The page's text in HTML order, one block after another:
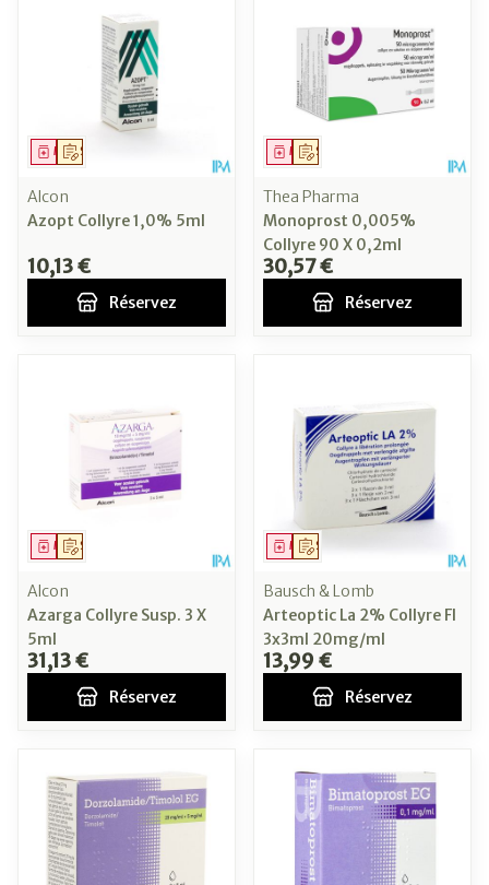
Sur prescription
Médicament
Alcon
Azopt Collyre 1,0% 5ml
10,13 €
Réservez
Sur prescription
Médicament
Thea Pharma
Monoprost 0,005%
Collyre 90 X 0,2ml
30,57 €
Réservez
Sur prescription
Médicament
Alcon
Azarga Collyre Susp. 3 X
5ml
31,13 €
Réservez
Sur prescription
Médicament
Bausch & Lomb
Arteoptic La 2% Collyre Fl
3x3ml 20mg/ml
13,99 €
Réservez